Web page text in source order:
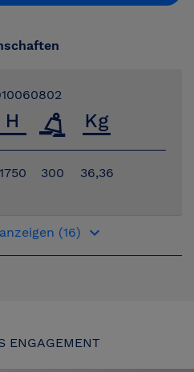
1750 300 36,36
(16) keyboard_arrow_down
ENGAGEMENT